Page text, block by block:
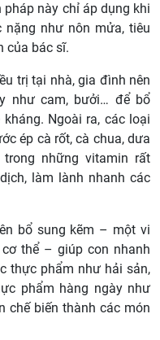
pháp này chỉ áp dụng khi
như nôn mửa, tiêu
của bác sĩ.
trị tại nhà, gia đình nên
như cam, bưởi… để bổ
Ngoài ra, các loại
ép cà rốt, cà chua, dưa
những vitamin rất
làm lành nhanh các
bổ sung kẽm – một vi
thể – giúp con nhanh
thực phẩm như hải sản,
phẩm hàng ngày như
chế biến thành các món